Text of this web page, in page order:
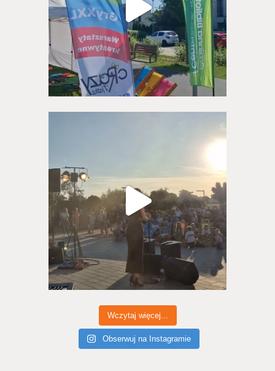
Wczytaj więcej...
Obserwuj na Instagramie